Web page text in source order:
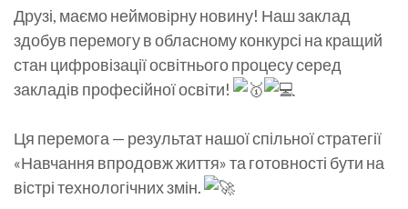
Друзі, маємо неймовірну новину! Наш заклад
здобув перемогу в обласному конкурсі на кращий
стан цифровізації освітнього процесу серед
закладів професійної освіти!
Ця перемога — результат нашої спільної стратегії
«Навчання впродовж життя» та готовності бути на
вістрі технологічних змін.